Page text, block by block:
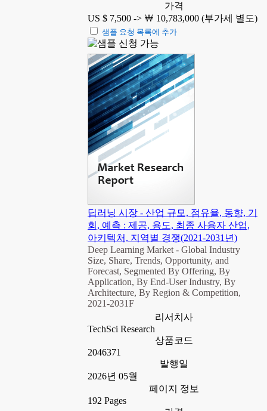
가격
US $ 7,500 -> ￦ 10,783,000 (부가세 별도)
샘플 요청 목록에 추가
딥러닝 시장 - 산업 규모, 점유율, 동향, 기
회, 예측 : 제공, 용도, 최종 사용자 산업,
아키텍처, 지역별 경쟁(2021-2031년)
Deep Learning Market - Global Industry
Size, Share, Trends, Opportunity, and
Forecast, Segmented By Offering, By
Application, By End-User Industry, By
Architecture, By Region & Competition,
2021-2031F
리서치사
TechSci Research
상품코드
2046371
발행일
2026년 05월
페이지 정보
192 Pages